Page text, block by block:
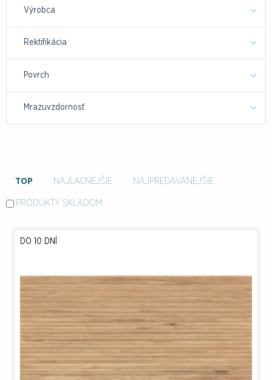
Výrobca
Rektifikácia
Povrch
Mrazuvzdornosť
TOP NAJLACNEJŠIE NAJPREDÁVANEJŠIE
PRODUKTY SKLADOM
DO 10 DNÍ